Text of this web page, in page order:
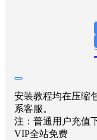
安装教程均在压缩
系客服。
注：普通用户充值
VIP全站免费